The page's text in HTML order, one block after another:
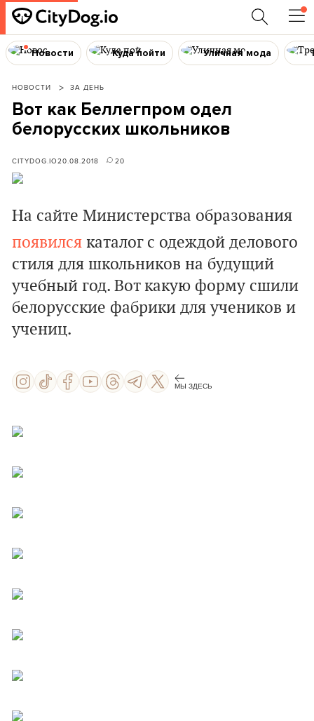
Новости Куда пойти Уличная мода
НОВОСТИ ЗА ДЕНЬ
Вот как Беллегпром одел
белорусских школьников
CITYDOG.IO20.08.2018 20
На сайте Министерства образования
появился каталог с одеждой делового
стиля для школьников на будущий
учебный год. Вот какую форму сшили
белорусские фабрики для учеников и
учениц.
МЫ ЗДЕСЬ